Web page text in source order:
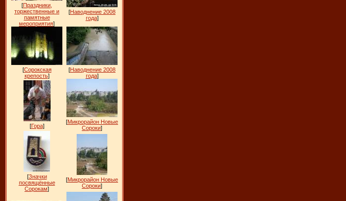
[Праздники,
торжественные и
памятные
мероприятия]
[Наводнение 2008
года]
[Сорокская
крепость]
[Наводнение 2008
года]
[Гора]
[Микрорайон Новые
Сороки]
[Значки
посвящённые
Сорокам]
[Микрорайон Новые
Сороки]